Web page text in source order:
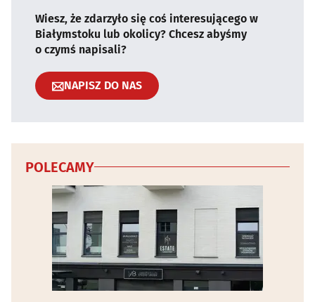
Wiesz, że zdarzyło się coś interesującego w
Białymstoku lub okolicy? Chcesz abyśmy
o czymś napisali?
NAPISZ DO NAS
POLECAMY